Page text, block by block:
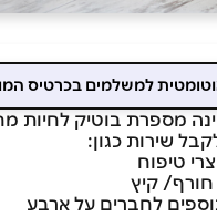
מספרת בוטיק לחיות
שירות כגון:
טיפוח
קיץ
לחברים על ארבע